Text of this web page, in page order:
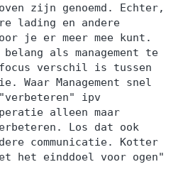
zijn genoemd. Echter,
lading en andere
je er meer mee kunt.
als management te
verschil is tussen
Waar Management snel
ipv
alleen maar
Los dat ook
communicatie. Kotter
het einddoel voor ogen"